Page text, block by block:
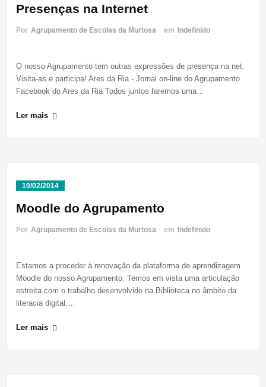
Presenças na Internet
Por Agrupamento de Escolas da Murtosa em Indefinido
O nosso Agrupamento tem outras expressões de presença na net.
Visita-as e participa! Ares da Ria - Jornal on-line do Agrupamento
Facebook do Ares da Ria Todos juntos faremos uma…
Ler mais
10/02/2014
Moodle do Agrupamento
Por Agrupamento de Escolas da Murtosa em Indefinido
Estamos a proceder à renovação da plataforma de aprendizagem
Moodle do nosso Agrupamento. Temos em vista uma articulação
estreita com o trabalho desenvolvido na Biblioteca no âmbito da
literacia digital.…
Ler mais